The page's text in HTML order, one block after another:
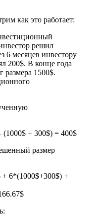
как это работает:
решил
6 месяцев инвестору
200$. В конце года
размера 1500$.
+ 300$) = 400$
размер
6*(1000$+300$) +